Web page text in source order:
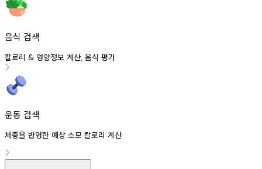
음식 검색
칼로리 & 영양정보 계산, 음식 평가
운동 검색
체중을 반영한 예상 소모 칼로리 계산